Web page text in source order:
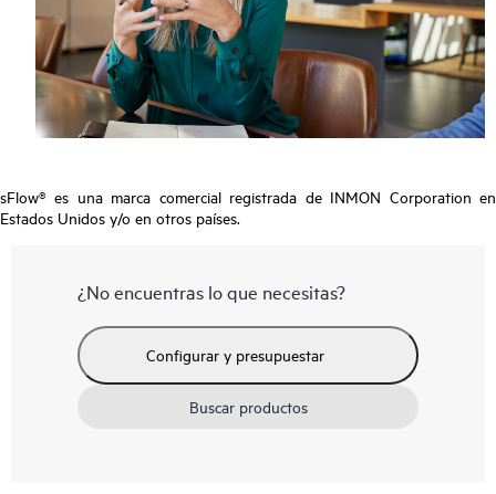
sFlow® es una marca comercial registrada de INMON Corporation en
Estados Unidos y/o en otros países.
¿No encuentras lo que necesitas?
Configurar y presupuestar
Buscar productos